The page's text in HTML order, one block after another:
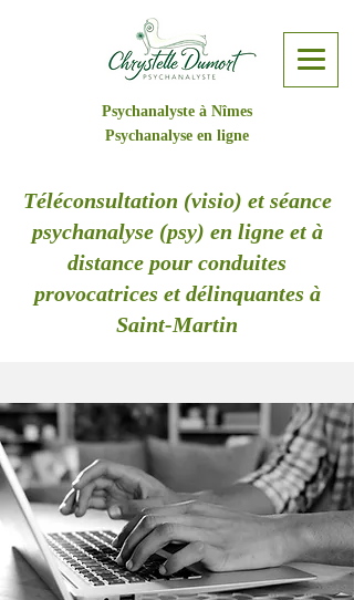
Psychanalyste à Nîmes
Psychanalyse en ligne
Téléconsultation (visio) et séance
psychanalyse (psy) en ligne et à
distance pour conduites
provocatrices et délinquantes à
Saint-Martin